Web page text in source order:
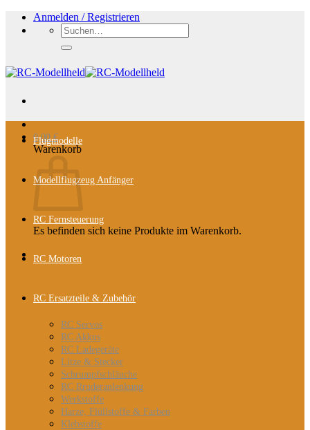
Zum
Inhalt
Anmelden / Registrieren
Suchen
nach:
0,00€
Warenkorb
Es befinden sich keine Produkte im Warenkorb.
Flugmodelle
Modellflugzeug Anfänger
RC Fernsteuerung
RC Motoren
RC Ersatzteile & Zubehör
RC Servos
RC Akkus
RC Ladegeräte
Litze & Stecker
Schrumpfschläuche
RC Rruderanlenkung
Werkstoffe
Harze, Flüllstoffe & Farben
Klebstoffe